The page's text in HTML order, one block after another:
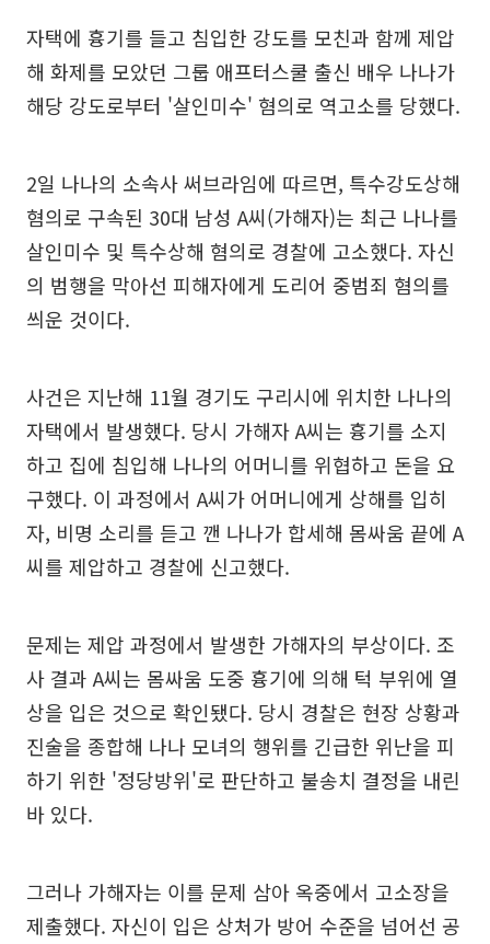
자택에 흉기를 들고 침입한 강도를 모친과 함께 제압
해 화제를 모았던 그룹 애프터스쿨 출신 배우 나나가
해당 강도로부터 '살인미수' 혐의로 역고소를 당했다.
2일 나나의 소속사 써브라임에 따르면, 특수강도상해
혐의로 구속된 30대 남성 A씨(가해자)는 최근 나나를
살인미수 및 특수상해 혐의로 경찰에 고소했다. 자신
의 범행을 막아선 피해자에게 도리어 중범죄 혐의를
씌운 것이다.
사건은 지난해 11월 경기도 구리시에 위치한 나나의
자택에서 발생했다. 당시 가해자 A씨는 흉기를 소지
하고 집에 침입해 나나의 어머니를 위협하고 돈을 요
구했다. 이 과정에서 A씨가 어머니에게 상해를 입히
자, 비명 소리를 듣고 깬 나나가 합세해 몸싸움 끝에 A
씨를 제압하고 경찰에 신고했다.
문제는 제압 과정에서 발생한 가해자의 부상이다. 조
사 결과 A씨는 몸싸움 도중 흉기에 의해 턱 부위에 열
상을 입은 것으로 확인됐다. 당시 경찰은 현장 상황과
진술을 종합해 나나 모녀의 행위를 긴급한 위난을 피
하기 위한 '정당방위'로 판단하고 불송치 결정을 내린
바 있다.
그러나 가해자는 이를 문제 삼아 옥중에서 고소장을
제출했다. 자신이 입은 상처가 방어 수준을 넘어선 공